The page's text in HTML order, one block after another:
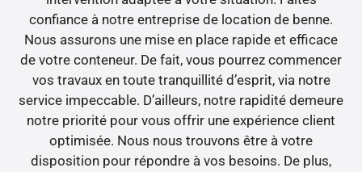
confiance à notre entreprise de location de benne.
Nous assurons une mise en place rapide et efficace
de votre conteneur. De fait, vous pourrez commencer
vos travaux en toute tranquillité d’esprit, via notre
service impeccable. D’ailleurs, notre rapidité demeure
notre priorité pour vous offrir une expérience client
optimisée. Nous nous trouvons être à votre
disposition pour répondre à vos besoins. De plus,